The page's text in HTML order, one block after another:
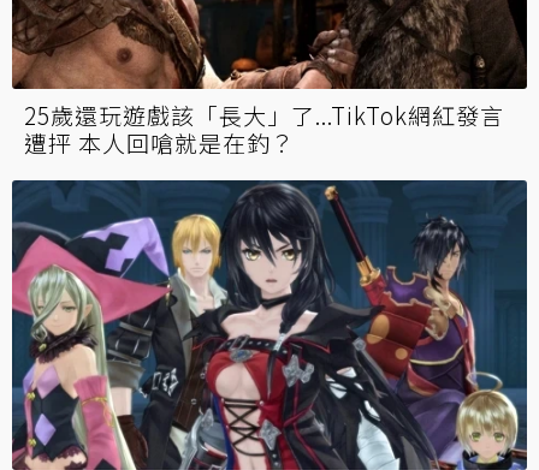
25歲還玩遊戲該「長大」了...TikTok網紅發言
遭抨 本人回嗆就是在釣？